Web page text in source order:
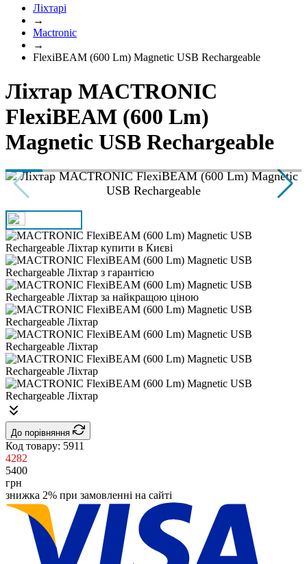
Ліхтарі
→
Mactronic
→
FlexiBEAM (600 Lm) Magnetic USB Rechargeable
Ліхтар MACTRONIC
FlexiBEAM (600 Lm)
Magnetic USB Rechargeable
До порівняння
Код товару: 5911
4282
5400
грн
знижка 2% при замовленні на сайті